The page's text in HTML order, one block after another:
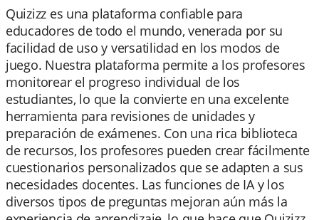
Quizizz es una plataforma confiable para
educadores de todo el mundo, venerada por su
facilidad de uso y versatilidad en los modos de
juego. Nuestra plataforma permite a los profesores
monitorear el progreso individual de los
estudiantes, lo que la convierte en una excelente
herramienta para revisiones de unidades y
preparación de exámenes. Con una rica biblioteca
de recursos, los profesores pueden crear fácilmente
cuestionarios personalizados que se adapten a sus
necesidades docentes. Las funciones de IA y los
diversos tipos de preguntas mejoran aún más la